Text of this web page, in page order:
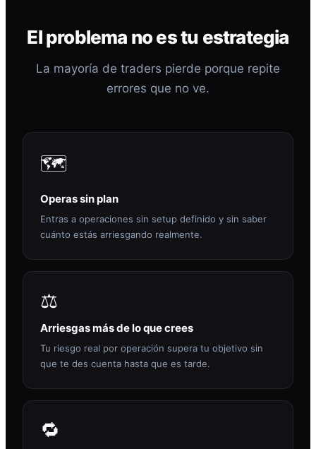
El problema no es tu estrategia
La mayoría de traders pierde porque repite
errores que no ve.
🗺️
Operas sin plan
Entras a operaciones sin setup definido y sin saber
cuánto estás arriesgando realmente.
⚖️
Arriesgas más de lo que crees
Tu riesgo real por operación supera tu objetivo sin
que te des cuenta hasta que es tarde.
🔁